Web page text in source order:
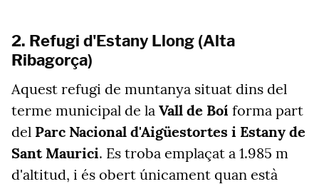
2. Refugi d'Estany Llong (Alta
Ribagorça)
Aquest refugi de muntanya situat dins del
terme municipal de la Vall de Boí forma part
del Parc Nacional d'Aigüestortes i Estany de
Sant Maurici. Es troba emplaçat a 1.985 m
d'altitud, i és obert únicament quan està